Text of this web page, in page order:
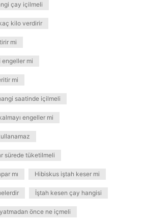
çay içilmeli
kilo verdirir
mi
engeller mi
mi
saatinde içilmeli
engeller mi
sürede tüketilmeli
mı Hibiskus iştah keser mi
İştah kesen çay hangisi
önce ne içmeli